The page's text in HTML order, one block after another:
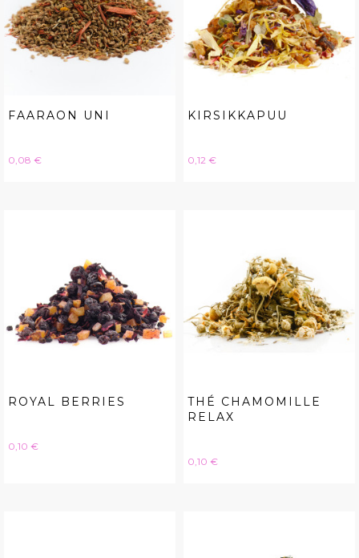
FAARAON UNI
Hinta
0,08 €
KIRSIKKAPUU
Hinta
0,12 €
ROYAL BERRIES
Hinta
0,10 €
THÉ CHAMOMILLE
RELAX
Hinta
0,10 €